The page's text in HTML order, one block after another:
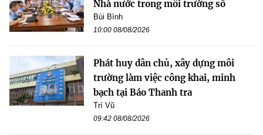
Nhà nước trong môi trường số
Bùi Bình
10:00 08/08/2026
Phát huy dân chủ, xây dựng môi
trường làm việc công khai, minh
bạch tại Báo Thanh tra
Trí Vũ
09:42 08/08/2026